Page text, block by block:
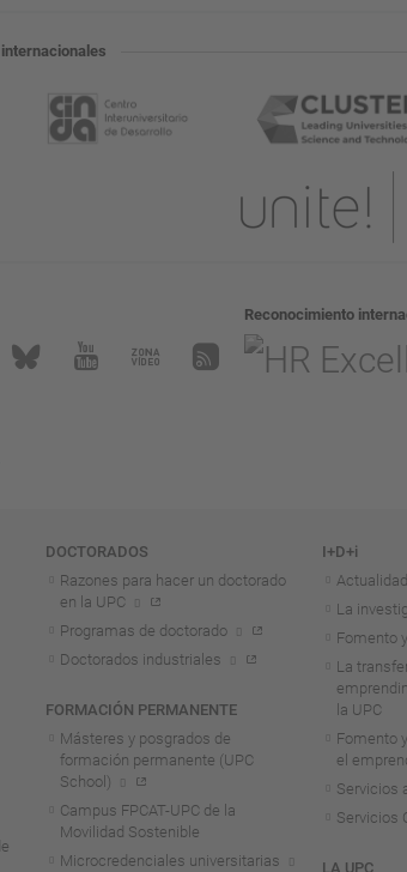
Reconocimiento
DOCTORADOS
Razones para hacer un doctorado
en la UPC
Programas de doctorado
Doctorados industriales
FORMACIÓN PERMANENTE
Másteres y posgrados de
formación permanente (UPC
School)
Campus FPCAT-UPC de la
Movilidad Sostenible
Microcredenciales universitarias
I+D+i
La
Fomento
La
la UPC
Fomento
el
Servicios
Servicios
LA UPC